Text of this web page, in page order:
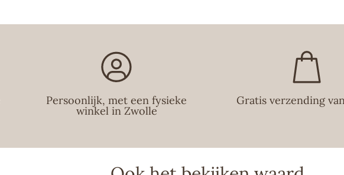
Persoonlijk, met een fysieke
winkel in Zwolle
Gratis verzending